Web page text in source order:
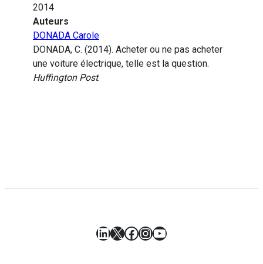
2014
Auteurs
DONADA Carole
DONADA, C. (2014). Acheter ou ne pas acheter
une voiture électrique, telle est la question.
Huffington Post.
LinkedIn
X Facebook
Instagram
YouTube